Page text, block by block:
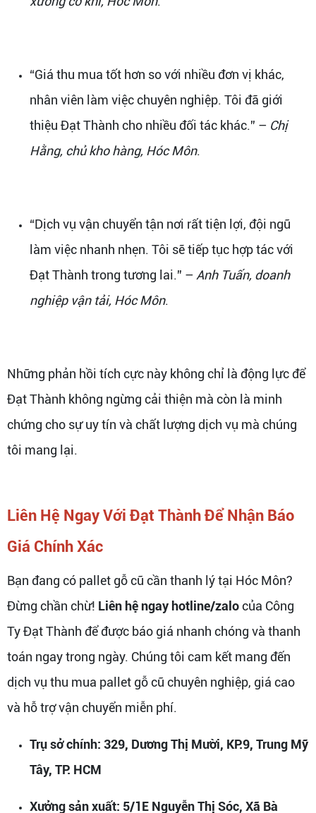
“Giá thu mua tốt hơn so với nhiều đơn vị khác,
nhân viên làm việc chuyên nghiệp. Tôi đã giới
thiệu Đạt Thành cho nhiều đối tác khác.” – Chị
Hằng, chủ kho hàng, Hóc Môn.
“Dịch vụ vận chuyển tận nơi rất tiện lợi, đội ngũ
làm việc nhanh nhẹn. Tôi sẽ tiếp tục hợp tác với
Đạt Thành trong tương lai.” – Anh Tuấn, doanh
nghiệp vận tải, Hóc Môn.
Những phản hồi tích cực này không chỉ là động lực để
Đạt Thành không ngừng cải thiện mà còn là minh
chứng cho sự uy tín và chất lượng dịch vụ mà chúng
tôi mang lại.
Liên Hệ Ngay Với Đạt Thành Để Nhận Báo
Giá Chính Xác
Bạn đang có pallet gỗ cũ cần thanh lý tại Hóc Môn?
Đừng chần chừ! Liên hệ ngay hotline/zalocủa Công
Ty Đạt Thành để được báo giá nhanh chóng và thanh
toán ngay trong ngày. Chúng tôi cam kết mang đến
dịch vụ thu mua pallet gỗ cũ chuyên nghiệp, giá cao
và hỗ trợ vận chuyển miễn phí.
Trụ sở chính: 329, Dương Thị Mười, KP.9, Trung Mỹ
Tây, TP. HCM
Xưởng sản xuất: 5/1E Nguyễn Thị Sóc, Xã Bà